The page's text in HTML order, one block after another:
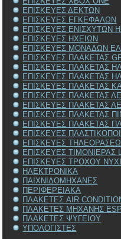
ΕΠΙΣΚΕΥΕΣ ΔΕΚΤΩΝ
ΕΠΙΣΚΕΥΕΣ ΕΓΚΕΦΑΛΩΝ
ΕΠΙΣΚΕΥΕΣ ΕΝΙΣΧΥΤΩΝ
ΕΠΙΣΚΕΥΕΣ ΗΧΕΙΩΝ
ΕΠΙΣΚΕΥΕΣ ΜΟΝΑΔΩΝ
ΕΠΙΣΚΕΥΕΣ ΠΛΑΚΕΤΑΣ
ΕΠΙΣΚΕΥΕΣ ΠΛΑΚΕΤΑΣ
ΕΠΙΣΚΕΥΕΣ ΠΛΑΚΕΤΑΣ
ΕΠΙΣΚΕΥΕΣ ΠΛΑΚΕΤΑΣ
ΕΠΙΣΚΕΥΕΣ ΠΛΑΚΕΤΑΣ
ΕΠΙΣΚΕΥΕΣ ΠΛΑΚΕΤΑΣ
ΕΠΙΣΚΕΥΕΣ ΠΛΑΚΕΤΑΣ
ΕΠΙΣΚΕΥΕΣ ΠΛΑΚΕΤΑΣ
ΕΠΙΣΚΕΥΕΣ
ΕΠΙΣΚΕΥΕΣ
ΕΠΙΣΚΕΥΕΣ ΤΙΜΟΝΙΕΡΑΣ
ΕΠΙΣΚΕΥΕΣ ΤΡΟΧΟΥ
ΗΛΕΚΤΡΟΝΙΚΑ
ΠΑΙΧΝΙΔΟΜΗΧΑΝΕΣ
ΠΕΡΙΦΕΡΕΙΑΚΑ
ΠΛΑΚΕΤΕΣ AIR
ΠΛΑΚΕΤΕΣ ΜΗΧΑΝΗΣ
ΠΛΑΚΕΤΕΣ ΨΥΓΕΙΟΥ
ΥΠΟΛΟΓΙΣΤΕΣ